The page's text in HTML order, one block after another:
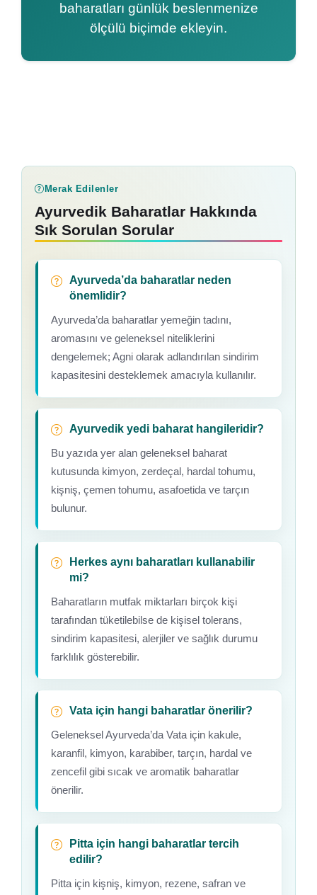
baharatları günlük beslenmenize
ölçülü biçimde ekleyin.
Merak Edilenler
Ayurvedik Baharatlar Hakkında
Sık Sorulan Sorular
Ayurveda’da baharatlar neden
önemlidir?
Ayurveda’da baharatlar yemeğin tadını,
aromasını ve geleneksel niteliklerini
dengelemek; Agni olarak adlandırılan sindirim
kapasitesini desteklemek amacıyla kullanılır.
Ayurvedik yedi baharat hangileridir?
Bu yazıda yer alan geleneksel baharat
kutusunda kimyon, zerdeçal, hardal tohumu,
kişniş, çemen tohumu, asafoetida ve tarçın
bulunur.
Herkes aynı baharatları kullanabilir
mi?
Baharatların mutfak miktarları birçok kişi
tarafından tüketilebilse de kişisel tolerans,
sindirim kapasitesi, alerjiler ve sağlık durumu
farklılık gösterebilir.
Vata için hangi baharatlar önerilir?
Geleneksel Ayurveda’da Vata için kakule,
karanfil, kimyon, karabiber, tarçın, hardal ve
zencefil gibi sıcak ve aromatik baharatlar
önerilir.
Pitta için hangi baharatlar tercih
edilir?
Pitta için kişniş, kimyon, rezene, safran ve